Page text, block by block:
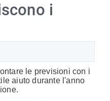
i
le previsioni con i
aiuto durante l'anno